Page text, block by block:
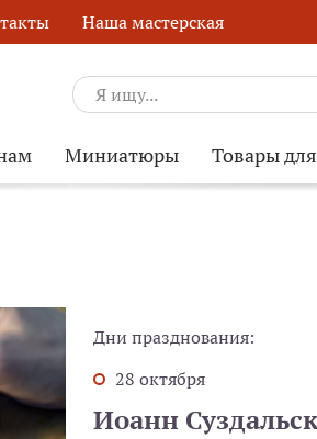
Наша мастерская
Миниатюры Товары
Дни празднования:
28 октября
Иоанн